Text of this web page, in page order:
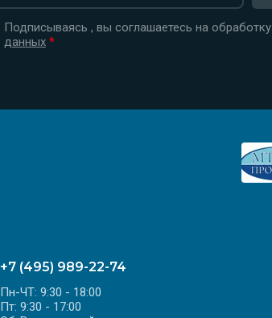
Подписываясь , вы соглашаетесь на обработку
данных *
+7 (495) 989-22-74
Пн-ЧТ: 9:30 - 18:00
Пт: 9:30 - 17:00